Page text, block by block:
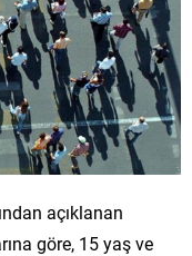
açıklanan
göre, 15 yaş ve